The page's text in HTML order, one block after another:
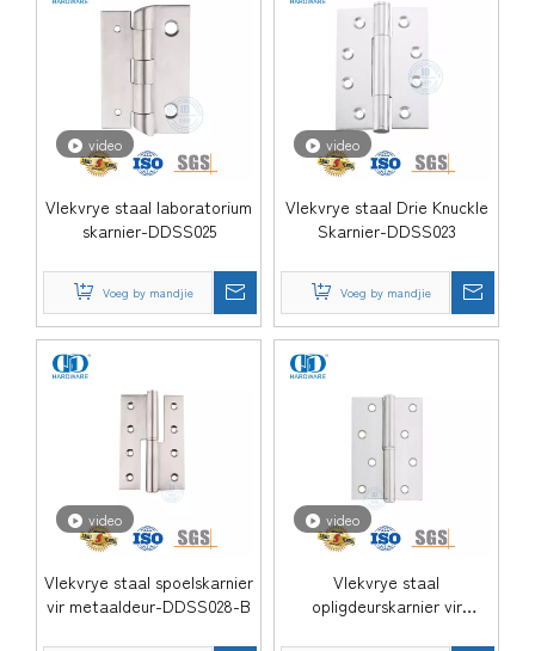
video
Vlekvrye staal laboratorium
skarnier-DDSS025
Voeg by mandjie
video
Vlekvrye staal Drie Knuckle
Skarnier-DDSS023
Voeg by mandjie
video
Vlekvrye staal spoelskarnier
vir metaaldeur-DDSS028-B
video
Vlekvrye staal
opligdeurskarnier vir